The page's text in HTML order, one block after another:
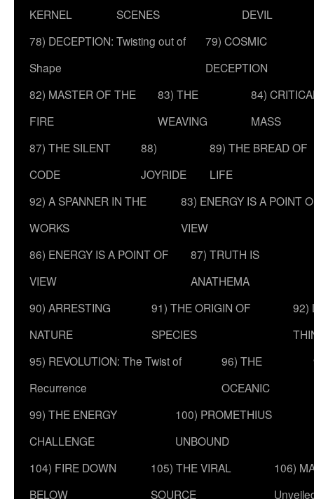
KERNEL
SCENES
DEVIL
78) DECEPTION: Twisting out of
Shape
79) COSMIC
DECEPTION
82) MASTER OF THE
FIRE
83) THE
WEAVING
84)
MASS
87) THE SILENT
CODE
88)
JOYRIDE
89) THE BREAD OF
LIFE
92) A SPANNER IN THE
WORKS
83) ENERGY IS A POINT
VIEW
86) ENERGY IS A POINT OF
VIEW
87) TRUTH IS
ANATHEMA
90) ARRESTING
NATURE
91) THE ORIGIN OF
SPECIES
92)
95) REVOLUTION: The Twist of
Recurrence
96) THE
OCEANIC
99) THE ENERGY
CHALLENGE
100) PROMETHIUS
UNBOUND
104) FIRE DOWN
BELOW
105) THE VIRAL
SOURCE
106)